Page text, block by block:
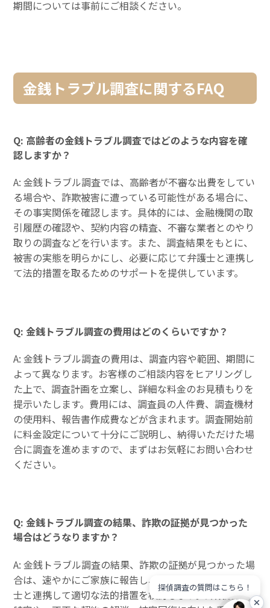
期間については事前にご相談ください。
金銭トラブル調査に関するFAQ
Q: 高齢者の金銭トラブル調査ではどのような内容を確
認しますか？
A: 金銭トラブル調査では、高齢者が不審な出費をしてい
る場合や、詐欺被害に遭っている可能性がある場合に、
その事実関係を確認します。具体的には、金融機関の取
引履歴の確認や、契約内容の精査、不審な業者とのやり
取りの調査などを行います。また、調査結果をもとに、
被害の実態を明らかにし、必要に応じて弁護士と連携し
て法的措置を取るためのサポートを提供しています。
Q: 金銭トラブル調査の費用はどのくらいですか？
A: 金銭トラブル調査の費用は、調査内容や範囲、期間に
よって異なります。お客様のご相談内容をヒアリングし
た上で、調査計画を立案し、詳細な料金のお見積もりを
提示いたします。費用には、調査員の人件費、調査機材
の使用料、報告書作成費などが含まれます。調査開始前
に料金設定について十分にご説明し、納得いただけた場
合に調査を進めますので、まずはお気軽にお問い合わせ
ください。
Q: 金銭トラブル調査の結果、詐欺の証拠が見つかった
場合はどうなりますか？
A: 金銭トラブル調査の結果、詐欺の証拠が見つかった場
合は、速やかにご家族に報告し、ご希望の場合には弁護
士と連携して適切な法的措置を検討します。詐欺業者の
探偵調査の質問はこちら！